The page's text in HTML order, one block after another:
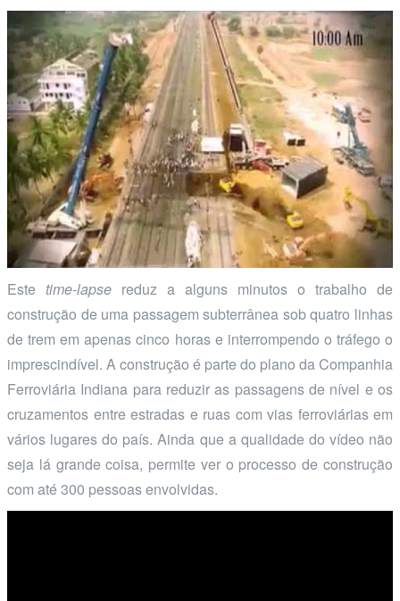
Este time-lapse reduz a alguns minutos o trabalho de
construção de uma passagem subterrânea sob quatro linhas
de trem em apenas cinco horas e interrompendo o tráfego o
imprescindível. A construção é parte do plano da Companhia
Ferroviária Indiana para reduzir as passagens de nível e os
cruzamentos entre estradas e ruas com vias ferroviárias em
vários lugares do país. Ainda que a qualidade do vídeo não
seja lá grande coisa, permite ver o processo de construção
com até 300 pessoas envolvidas.